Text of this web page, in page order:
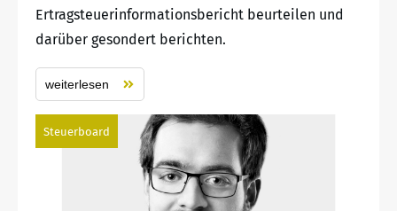
Ertragsteuerinformationsbericht beurteilen und
darüber gesondert berichten.
weiterlesen
Steuerboard